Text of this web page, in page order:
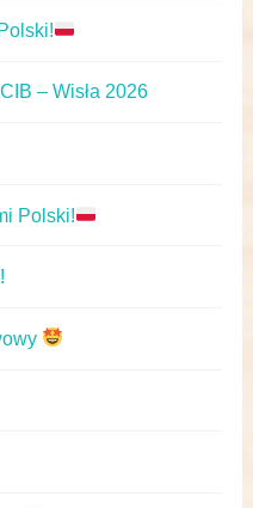
– Wisła 2026
Polski!